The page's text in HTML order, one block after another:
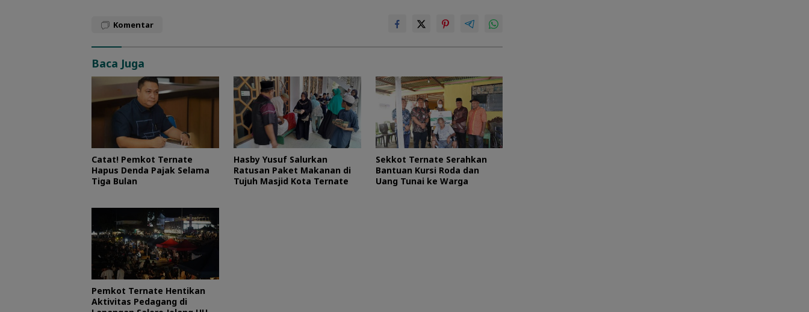
Komentar
Baca Juga
Catat! Pemkot Ternate
Hapus Denda Pajak Selama
Tiga Bulan
Hasby Yusuf Salurkan
Ratusan Paket Makanan di
Tujuh Masjid Kota Ternate
Sekkot Ternate Serahkan
Bantuan Kursi Roda dan
Uang Tunai ke Warga
Pemkot Ternate Hentikan
Aktivitas Pedagang di